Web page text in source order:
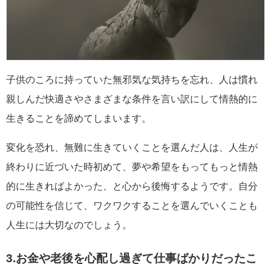
子供のころに持っていた無邪気な気持ちを忘れ、人は慣れ
親しんだ快適さやさまざまな条件を言い訳にして情熱的に
生きることを諦めてしまいます。
変化を恐れ、無難に生きていくことを選んだ人は、人生が
終わりに近づいた時初めて、夢や希望をもってもっと情熱
的に生きればよかった、と心から後悔するようです。自分
の可能性を信じて、ワクワクすることを選んでいくことも
人生には大切なのでしょう。
3.お金や老後を心配し過ぎて仕事ばかりだったこ